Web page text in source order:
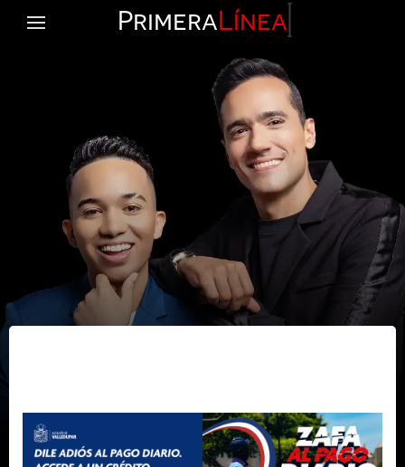
PrimeraLínea